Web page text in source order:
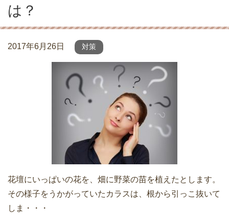
は？
2017年6月26日 対策
花壇にいっぱいの花を、畑に野菜の苗を植えたとします。
その様子をうかがっていたカラスは、根から引っこ抜いて
しま・・・